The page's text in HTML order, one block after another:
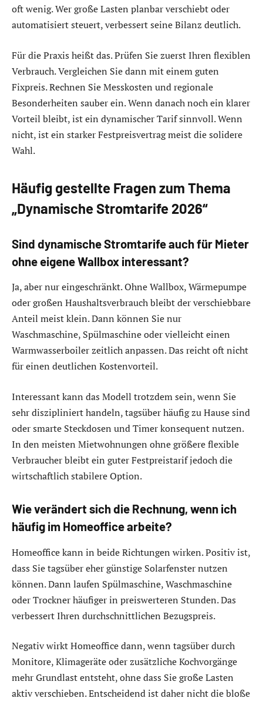
oft wenig. Wer große Lasten planbar verschiebt oder
automatisiert steuert, verbessert seine Bilanz deutlich.
Für die Praxis heißt das. Prüfen Sie zuerst Ihren flexiblen
Verbrauch. Vergleichen Sie dann mit einem guten
Fixpreis. Rechnen Sie Messkosten und regionale
Besonderheiten sauber ein. Wenn danach noch ein klarer
Vorteil bleibt, ist ein dynamischer Tarif sinnvoll. Wenn
nicht, ist ein starker Festpreisvertrag meist die solidere
Wahl.
Häufig gestellte Fragen zum Thema
„Dynamische Stromtarife 2026“
Sind dynamische Stromtarife auch für Mieter
ohne eigene Wallbox interessant?
Ja, aber nur eingeschränkt. Ohne Wallbox, Wärmepumpe
oder großen Haushaltsverbrauch bleibt der verschiebbare
Anteil meist klein. Dann können Sie nur
Waschmaschine, Spülmaschine oder vielleicht einen
Warmwasserboiler zeitlich anpassen. Das reicht oft nicht
für einen deutlichen Kostenvorteil.
Interessant kann das Modell trotzdem sein, wenn Sie
sehr diszipliniert handeln, tagsüber häufig zu Hause sind
oder smarte Steckdosen und Timer konsequent nutzen.
In den meisten Mietwohnungen ohne größere flexible
Verbraucher bleibt ein guter Festpreistarif jedoch die
wirtschaftlich stabilere Option.
Wie verändert sich die Rechnung, wenn ich
häufig im Homeoffice arbeite?
Homeoffice kann in beide Richtungen wirken. Positiv ist,
dass Sie tagsüber eher günstige Solarfenster nutzen
können. Dann laufen Spülmaschine, Waschmaschine
oder Trockner häufiger in preiswerteren Stunden. Das
verbessert Ihren durchschnittlichen Bezugspreis.
Negativ wirkt Homeoffice dann, wenn tagsüber durch
Monitore, Klimageräte oder zusätzliche Kochvorgänge
mehr Grundlast entsteht, ohne dass Sie große Lasten
aktiv verschieben. Entscheidend ist daher nicht die bloße